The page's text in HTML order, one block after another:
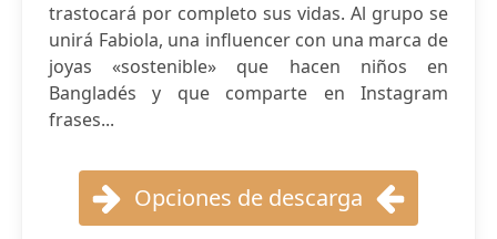
trastocará por completo sus vidas. Al grupo se
unirá Fabiola, una influencer con una marca de
joyas «sostenible» que hacen niños en
Bangladés y que comparte en Instagram
frases...
Opciones de descarga